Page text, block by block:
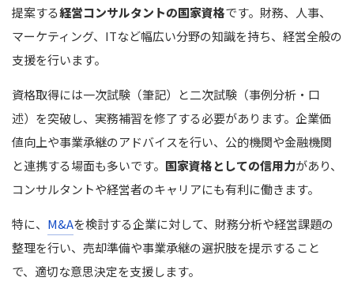
提案する経営コンサルタントの国家資格です。財務、人事、
マーケティング、ITなど幅広い分野の知識を持ち、経営全般の
支援を行います。
資格取得には一次試験（筆記）と二次試験（事例分析・口
述）を突破し、実務補習を修了する必要があります。企業価
値向上や事業承継のアドバイスを行い、公的機関や金融機関
と連携する場面も多いです。 国家資格としての信用力があり、
コンサルタントや経営者のキャリアにも有利に働きます。
特に、 M&Aを検討する企業に対して、財務分析や経営課題の
整理を行い、売却準備や事業承継の選択肢を提示すること
で、適切な意思決定を支援します。